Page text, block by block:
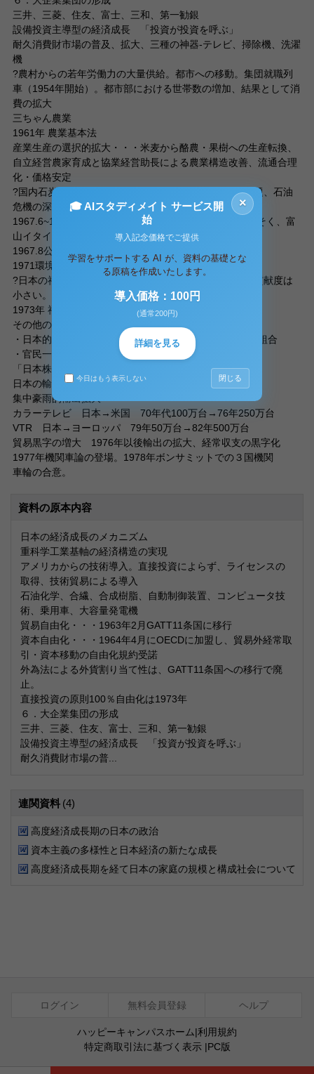
三井、三菱、住友、富士、三和、第一勧銀
設備投資主導型の経済成長 「投資が投資を呼ぶ」
耐久消費財市場の普及、拡大、三種の神器-テレビ、掃除機、洗濯
機
?農村からの若年労働力の大量供給。都市への移動。集団就職列
車（1954年開始）。都市部における世帯数の増加、結果として消
費の拡大
三ちゃん農業
1961年 農業基本法
産業生産の選択的拡大・・・米麦から酪農・果樹への生産転換、
自立経営農家育成と協業経営助長による農業構造改善、流通合理
化・価格安定
?国内石炭産業の放棄。臨海工業地帯の建設。→公害問題、石油
危機の深刻な影響
1967.6~1969.6四大公害訴訟：新潟水俣秒、四日市ぜんそく、富
山イタイイタイ病、水俣病
1967.8公害対策基本法
1971環境庁設立
?日本の福祉対策は欧米に対して遅れ。反循環政策への貢献度は
小さい。
1973年 福祉元年
その他の要因
・日本的経営：終身雇用、年功序列型賃金体系、企業別組合
・官民一体となった戦略産業の保護育成政策
「日本株式会社」
日本の輸出事情
集中豪雨的輸出拡大
カラーテレビ 日本→米国 70年代100万台→76年250万台
VTR 日本→ヨーロッパ 79年50万台→82年500万台
貿易黒字の増大 1976年以後輸出の拡大、経常収支の黒字化
1977年機関車論の登場。1978年ボンサミットでの３国機関
車輪の合意。
資料の原本内容
日本の経済成長のメカニズム
重科学工業基軸の経済構造の実現
アメリカからの技術導入。直接投資によらず、ライセンスの
取得、技術貿易による導入
石油化学、合繊、合成樹脂、自動制御装置、コンピュータ技
術、乗用車、大容量発電機
貿易自由化・・・1963年2月GATT11条国に移行
資本自由化・・・1964年4月にOECDに加盟し、貿易外経常取
引・資本移動の自由化規約受諾
外為法による外貨割り当て性は、GATT11条国への移行で廃
止。
直接投資の原則100％自由化は1973年
６．大企業集団の形成
三井、三菱、住友、富士、三和、第一勧銀
設備投資主導型の経済成長 「投資が投資を呼ぶ」
耐久消費財市場の普...
連関資料 (4)
高度経済成長期の日本の政治
資本主義の多様性と日本経済の新たな成長
高度経済成長期を経て日本の家庭の規模と構成社会について
ログイン 無料会員登録 ヘルプ
ハッピーキャンパスホーム|利用規約
特定商取引法に基づく表示|PC版
×
🎓 AIスタディメイト サービス開
始
導入記念価格でご提供
学習をサポートする AI が、資料の基礎とな
る原稿を作成いたします。
導入価格：100円
(通常200円)
詳細を見る
今日はもう表示しない 閉じる